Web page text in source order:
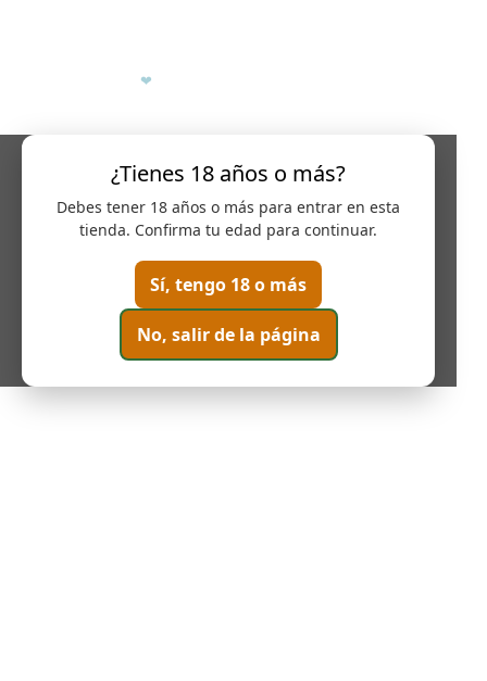
❤
¿Tienes 18 años o más?
Debes tener 18 años o más para entrar en esta
tienda. Confirma tu edad para continuar.
Sí, tengo 18 o más
No, salir de la página